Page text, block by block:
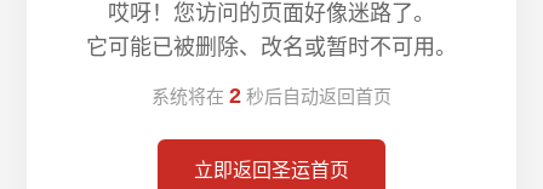
哎呀！您访问的页面好像迷路了。
它可能已被删除、改名或暂时不可用。
系统将在 2 秒后自动返回首页
立即返回圣运首页